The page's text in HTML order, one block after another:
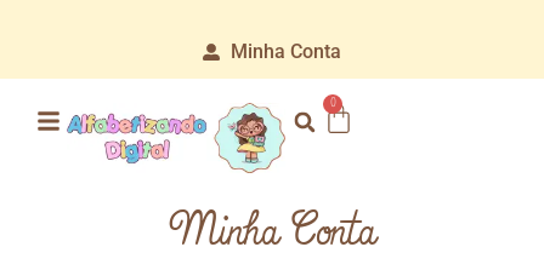
AR UIVOSDIGITAIS
Minha Conta
0
Minha Conta